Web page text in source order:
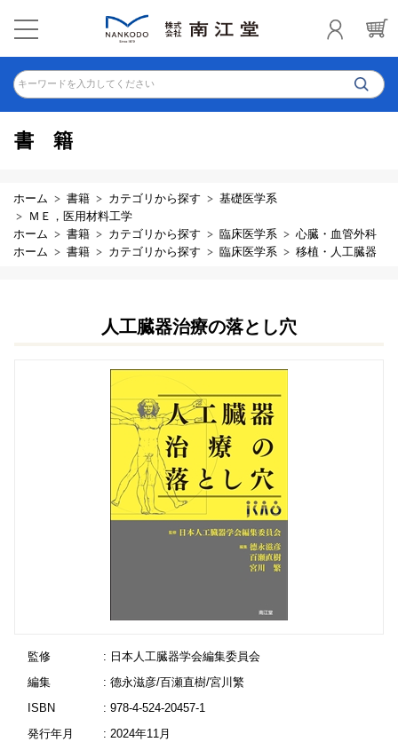
キーワードを入力してください
書籍
ホーム 書籍 カテゴリから探す
基礎医学系
ＭＥ，医用材料工学
ホーム
書籍 カテゴリから探す 臨床医学系
心臓・血管外科
ホーム
書籍 カテゴリから探す 臨床医学系 移植・人工臓器
人工臓器治療の落とし穴
監修
: 日本人工臓器学会編集委員会
編集
: 德永滋彦/百瀬直樹/宮川繁
ISBN
: 978-4-524-20457-1
発行年月
: 2024年11月